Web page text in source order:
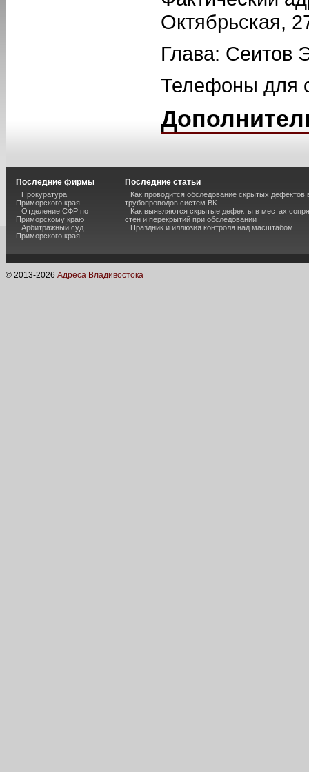
Октябрьская,
Глава: Сеитов
Телефоны для
Последние фирмы
Прокуратура
Приморского края
Отделение СФР по
Приморскому краю
Арбитражный суд
Приморского края
Последние статьи
Как проводится обследование скрытых дефектов
трубопроводов систем ВК
Как выявляются скрытые дефекты в местах
стен и перекрытий при обследовании
Праздник и иллюзия контроля над масштабом
© 2013-2026 Адреса Владивостока